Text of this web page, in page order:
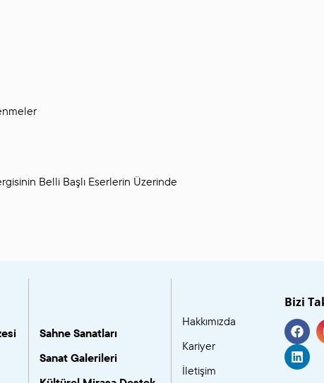
Belli Başlı Eserlerin Üzerinde
Sahne Sanatları
Sanat Galerileri
Hakkımızda
Kariyer
İletişim
Bizi